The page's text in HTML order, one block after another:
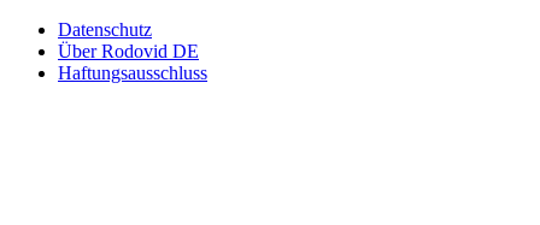
Datenschutz
Über Rodovid DE
Haftungsausschluss